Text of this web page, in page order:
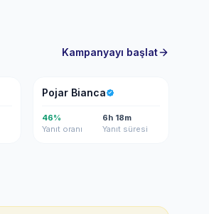
Kampanyayı başlat
PB
Pojar Bianca
46%
Yanıt oranı
6h 18m
Yanıt süresi